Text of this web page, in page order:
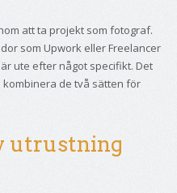
att ta projekt som fotograf.
som Upwork eller Freelancer
ute efter något specifikt. Det
de två sätten för
utrustning